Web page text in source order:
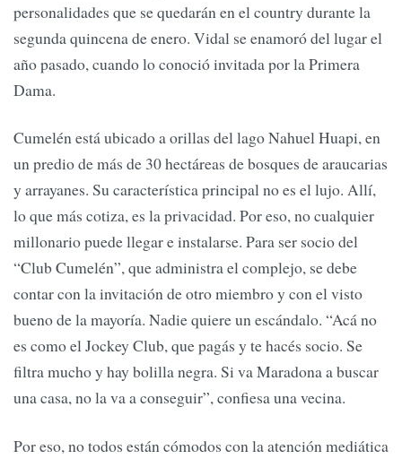
personalidades que se quedarán en el country durante la
segunda quincena de enero. Vidal se enamoró del lugar el
año pasado, cuando lo conoció invitada por la Primera
Dama.
Cumelén está ubicado a orillas del lago Nahuel Huapi, en
un predio de más de 30 hectáreas de bosques de araucarias
y arrayanes. Su característica principal no es el lujo. Allí,
lo que más cotiza, es la privacidad. Por eso, no cualquier
millonario puede llegar e instalarse. Para ser socio del
“Club Cumelén”, que administra el complejo, se debe
contar con la invitación de otro miembro y con el visto
bueno de la mayoría. Nadie quiere un escándalo. “Acá no
es como el Jockey Club, que pagás y te hacés socio. Se
filtra mucho y hay bolilla negra. Si va Maradona a buscar
una casa, no la va a conseguir”, confiesa una vecina.
Por eso, no todos están cómodos con la atención mediática